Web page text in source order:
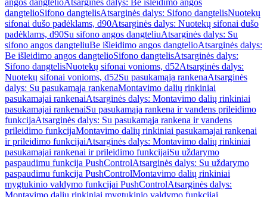
angos dangtelioAtsarginės dalys: Be išleidimo angos
dangtelioSifono dangtelisAtsarginės dalys: Sifono dangtelisNuotekų
sifonai dušo padėklams, d90Atsarginės dalys: Nuotekų sifonai dušo
padėklams, d90Su sifono angos dangteliuAtsarginės dalys: Su
sifono angos dangteliuBe išleidimo angos dangtelioAtsarginės dalys:
Be išleidimo angos dangtelioSifono dangtelisAtsarginės dalys:
Sifono dangtelisNuotekų sifonai vonioms, d52Atsarginės dalys:
Nuotekų sifonai vonioms, d52Su pasukamąja rankenaAtsarginės
dalys: Su pasukamąja rankenaMontavimo dalių rinkiniai
pasukamajai rankenaiAtsarginės dalys: Montavimo dalių rinkiniai
pasukamajai rankenaiSu pasukamąja rankena ir vandens prileidimo
funkcijaAtsarginės dalys: Su pasukamąja rankena ir vandens
prileidimo funkcijaMontavimo dalių rinkiniai pasukamajai rankenai
ir prileidimo funkcijaiAtsarginės dalys: Montavimo dalių rinkiniai
pasukamajai rankenai ir prileidimo funkcijaiSu uždarymo
paspaudimu funkcija PushControlAtsarginės dalys: Su uždarymo
paspaudimu funkcija PushControlMontavimo dalių rinkiniai
mygtukinio valdymo funkcijai PushControlAtsarginės dalys:
Montavimo dalių rinkiniai mygtukinio valdymo funkcijai